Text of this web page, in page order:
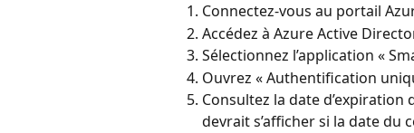
Connectez-vous au portail
Accédez à Azure Active
Sélectionnez l’application «
Ouvrez « Authentification
Consultez la date d’expiration
devrait s’afficher si la date du